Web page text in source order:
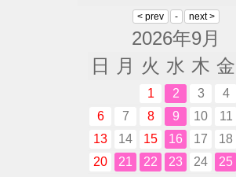
2026年9月
日
月 火 水 木 金
1 2 3 4
6
7 8 9 10 11
13
14 15 16 17 18
20
21 22 23 24 25